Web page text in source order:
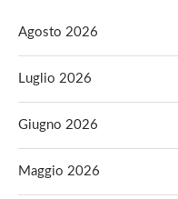
Agosto 2026
Luglio 2026
Giugno 2026
Maggio 2026